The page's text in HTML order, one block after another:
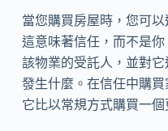
當您購買房屋時，您可
這意味著信任，而不是
該物業的受託人，並對
發生什麼。在信任中購
它比以常規方式購買一個